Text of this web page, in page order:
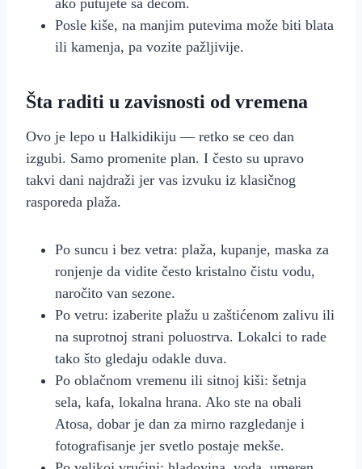
ako putujete sa decom.
Posle kiše, na manjim putevima može biti blata
ili kamenja, pa vozite pažljivije.
Šta raditi u zavisnosti od vremena
Ovo je lepo u Halkidikiju — retko se ceo dan
izgubi. Samo promenite plan. I često su upravo
takvi dani najdraži jer vas izvuku iz klasičnog
rasporeda plaža.
Po suncu i bez vetra: plaža, kupanje, maska za
ronjenje da vidite često kristalno čistu vodu,
naročito van sezone.
Po vetru: izaberite plažu u zaštićenom zalivu ili
na suprotnoj strani poluostrva. Lokalci to rade
tako što gledaju odakle duva.
Po oblačnom vremenu ili sitnoj kiši: šetnja
sela, kafa, lokalna hrana. Ako ste na obali
Atosa, dobar je dan za mirno razgledanje i
fotografisanje jer svetlo postaje mekše.